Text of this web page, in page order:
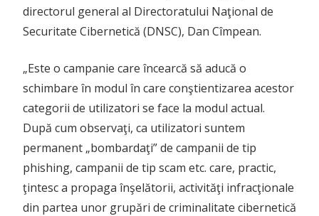
directorul general al Directoratului Naţional de
Securitate Cibernetică (DNSC), Dan Cîmpean.
„Este o campanie care încearcă să aducă o
schimbare în modul în care conştientizarea acestor
categorii de utilizatori se face la modul actual.
După cum observaţi, ca utilizatori suntem
permanent „bombardaţi” de campanii de tip
phishing, campanii de tip scam etc. care, practic,
ţintesc a propaga înşelătorii, activităţi infracţionale
din partea unor grupări de criminalitate cibernetică